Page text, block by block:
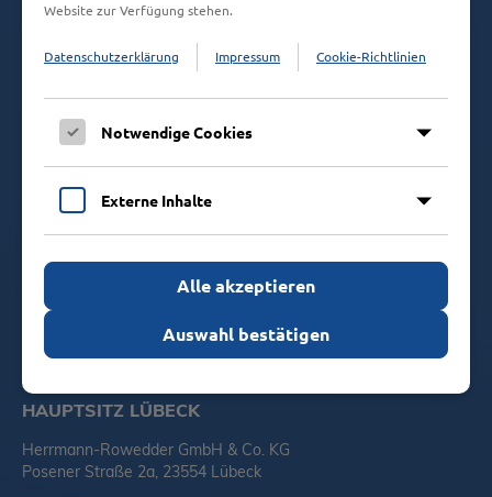
Durch unsere umfangreichen Erfahrung in
Großküchenplanung, Bau und Wartung von
Großküchen, empfehlen wir Ihnen die jeweils
KONTAKTFORMULAR
HAUPTSITZ LÜBECK
Herrmann-Rowedder GmbH & Co. KG
Posener Straße 2a, 23554 Lübeck
Website zur Verfügung stehen.
Datenschutzerklärung Impressum Cookie-Richtlinien
Notwendige Cookies
Externe Inhalte
Alle akzeptieren
Auswahl bestätigen